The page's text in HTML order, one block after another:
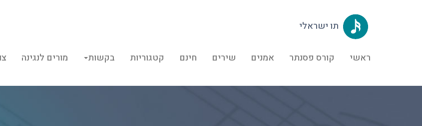
תו ישראלי
ראשי קורס פסנתר אמנים שירים חינם קטגוריות בקשות מורים לנגינה